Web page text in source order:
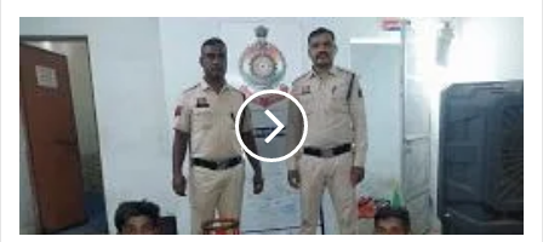
आधार
शीला
रखी...
नगर
पुलिस
कार्यवाही:
चोरी